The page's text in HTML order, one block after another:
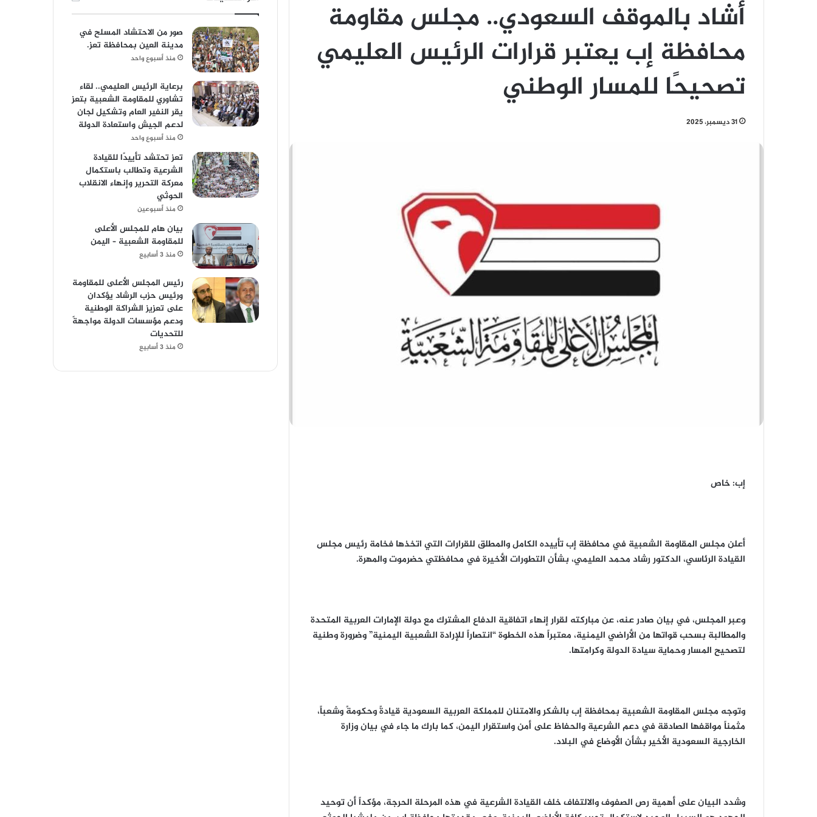
أشاد بالموقف السعودي.. مجلس مقاومة
محافظة إب يعتبر قرارات الرئيس العليمي
تصحيحًا للمسار الوطني
31 ديسمبر، 2025
إب: خاص
أعلن مجلس المقاومة الشعبية في محافظة إب تأييده الكامل والمطلق للقرارات التي اتخذها فخامة رئيس مجلس
القيادة الرئاسي، الدكتور رشاد محمد العليمي، بشأن التطورات الأخيرة في محافظتي حضرموت والمهرة.
وعبر المجلس، في بيان صادر عنه، عن مباركته لقرار إنهاء اتفاقية الدفاع المشترك مع دولة الإمارات العربية المتحدة
والمطالبة بسحب قواتها من الأراضي اليمنية، معتبراً هذه الخطوة “انتصاراً للإرادة الشعبية اليمنية” وضرورة وطنية
لتصحيح المسار وحماية سيادة الدولة وكرامتها.
وتوجه مجلس المقاومة الشعبية بمحافظة إب بالشكر والامتنان للمملكة العربية السعودية قيادةً وحكومةً وشعباً،
مثمناً مواقفها الصادقة في دعم الشرعية والحفاظ على أمن واستقرار اليمن، كما بارك ما جاء في بيان وزارة
الخارجية السعودية الأخير بشأن الأوضاع في البلاد.
وشدد البيان على أهمية رص الصفوف والالتفاف خلف القيادة الشرعية في هذه المرحلة الحرجة، مؤكداً أن توحيد
صور من الاحتشاد المسلح في
مدينة العين بمحافظة تعز.
منذ أسبوع واحد
برعاية الرئيس العليمي.. لقاء
تشاوري للمقاومة الشعبية بتعز
يقر النفير العام وتشكيل لجان
لدعم الجيش واستعادة الدولة
منذ أسبوع واحد
تعز تحتشد تأييدًا للقيادة
الشرعية وتطالب باستكمال
معركة التحرير وإنهاء الانقلاب
الحوثي
منذ أسبوعين
بيان هام للمجلس الأعلى
للمقاومة الشعبية – اليمن
منذ 3 أسابيع
رئيس المجلس الأعلى للمقاومة
ورئيس حزب الرشاد يؤكدان
على تعزيز الشراكة الوطنية
ودعم مؤسسات الدولة مواجهةً
للتحديات
منذ 3 أسابيع